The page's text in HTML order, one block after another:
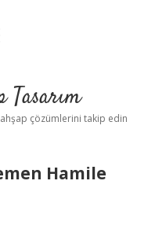
Tasarım
çözümlerini takip edin
Hamile